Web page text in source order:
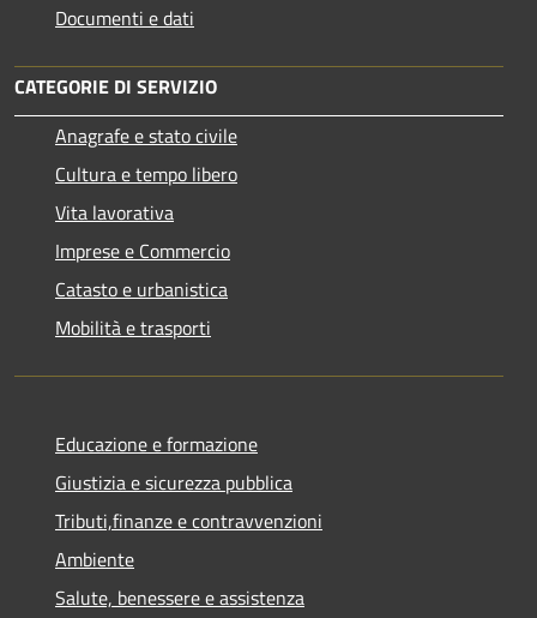
Documenti e dati
CATEGORIE DI SERVIZIO
Anagrafe e stato civile
Cultura e tempo libero
Vita lavorativa
Imprese e Commercio
Catasto e urbanistica
Mobilità e trasporti
Educazione e formazione
Giustizia e sicurezza pubblica
Tributi,finanze e contravvenzioni
Ambiente
Salute, benessere e assistenza